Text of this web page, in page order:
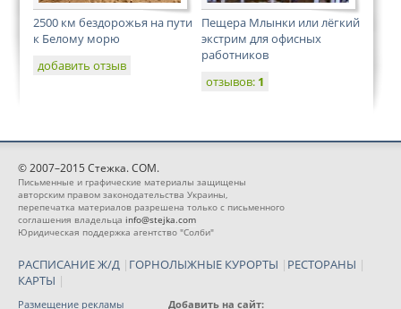
2500 км бездорожья на пути
к Белому морю
добавить отзыв
Пещера Млынки или лёгкий
экстрим для офисных
работников
отзывов: 1
© 2007–2015 Стежка. COM.
Письменные и графические материалы защищены
авторским правом законодательства Украины,
перепечатка материалов разрешена только с письменного
соглашения владельца info@stejka.com
Юридическая поддержка агентство "Солби"
РАСПИСАНИЕ Ж/Д | ГОРНОЛЫЖНЫЕ КУРОРТЫ | РЕСТОРАНЫ |
КАРТЫ |
Размещение рекламы Добавить на сайт: